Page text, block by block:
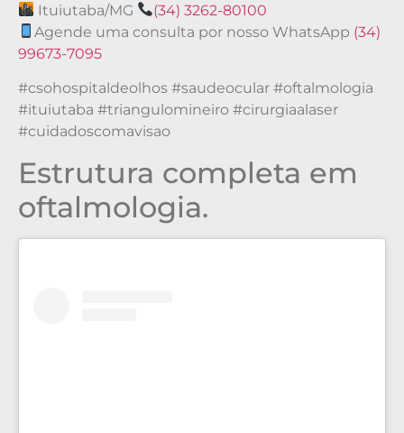
Ituiutaba/MG
(34) 3262-80100
Agende uma consulta por nosso WhatsApp (34)
99673-7095
#csohospitaldeolhos #saudeocular #oftalmologia
#ituiutaba #triangulomineiro #cirurgiaalaser
#cuidadoscomavisao
Estrutura completa em
oftalmologia.